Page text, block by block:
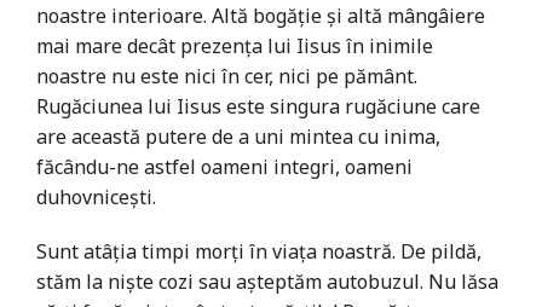
noastre interioare. Altă bogăție și altă mângâiere
mai mare decât prezența lui Iisus în inimile
noastre nu este nici în cer, nici pe pământ.
Rugăciunea lui Iisus este singura rugăciune care
are această putere de a uni mintea cu inima,
făcându-ne astfel oameni integri, oameni
duhovnicești.
Sunt atâția timpi morți în viața noastră. De pildă,
stăm la niște cozi sau așteptăm autobuzul. Nu lăsa